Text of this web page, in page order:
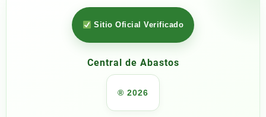
Sitio Oficial Verificado
Central de Abastos
® 2026